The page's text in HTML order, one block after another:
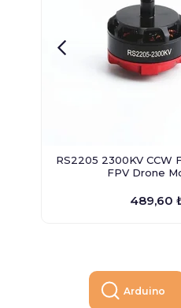
RS2205 2300KV CCW
FPV Drone
489,60
Arduino